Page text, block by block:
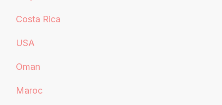
Costa Rica
USA
Oman
Maroc